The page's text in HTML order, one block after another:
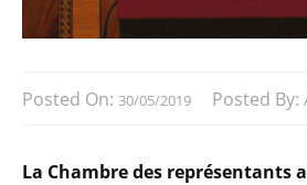
Posted On: 30/05/2019 Posted By:
La Chambre des représentants